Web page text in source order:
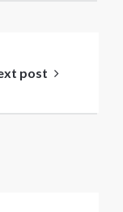
post